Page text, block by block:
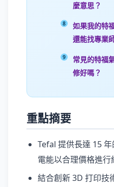
麼意思？
如果我的特
還能找專業
常見的特福
修好嗎？
重點摘要
Tefal 提供長達 15
電能以合理價格進行
結合創新 3D 打印技